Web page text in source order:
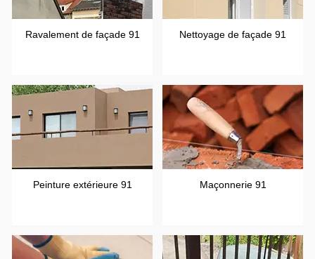
Ravalement de façade 91 Nettoyage de façade 91
Peinture extérieure 91 Maçonnerie 91